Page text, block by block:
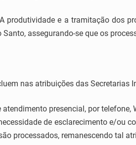
A produtividade e a tramitação dos
assegurando-se que os
nas atribuições das Secretarias
atendimento presencial, por
de esclarecimento e/ou
processados, remanescendo tal